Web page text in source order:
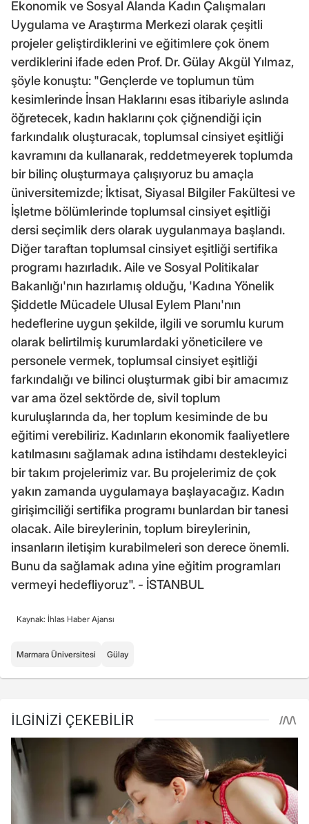
Ekonomik ve Sosyal Alanda Kadın Çalışmaları
Uygulama ve Araştırma Merkezi olarak çeşitli
projeler geliştirdiklerini ve eğitimlere çok önem
verdiklerini ifade eden Prof. Dr. Gülay Akgül Yılmaz,
şöyle konuştu: "Gençlerde ve toplumun tüm
kesimlerinde İnsan Haklarını esas itibariyle aslında
öğretecek, kadın haklarını çok çiğnendiği için
farkındalık oluşturacak, toplumsal cinsiyet eşitliği
kavramını da kullanarak, reddetmeyerek toplumda
bir bilinç oluşturmaya çalışıyoruz bu amaçla
üniversitemizde; İktisat, Siyasal Bilgiler Fakültesi ve
İşletme bölümlerinde toplumsal cinsiyet eşitliği
dersi seçimlik ders olarak uygulanmaya başlandı.
Diğer taraftan toplumsal cinsiyet eşitliği sertifika
programı hazırladık. Aile ve Sosyal Politikalar
Bakanlığı'nın hazırlamış olduğu, 'Kadına Yönelik
Şiddetle Mücadele Ulusal Eylem Planı'nın
hedeflerine uygun şekilde, ilgili ve sorumlu kurum
olarak belirtilmiş kurumlardaki yöneticilere ve
personele vermek, toplumsal cinsiyet eşitliği
farkındalığı ve bilinci oluşturmak gibi bir amacımız
var ama özel sektörde de, sivil toplum
kuruluşlarında da, her toplum kesiminde de bu
eğitimi verebiliriz. Kadınların ekonomik faaliyetlere
katılmasını sağlamak adına istihdamı destekleyici
bir takım projelerimiz var. Bu projelerimiz de çok
yakın zamanda uygulamaya başlayacağız. Kadın
girişimciliği sertifika programı bunlardan bir tanesi
olacak. Aile bireylerinin, toplum bireylerinin,
insanların iletişim kurabilmeleri son derece önemli.
Bunu da sağlamak adına yine eğitim programları
vermeyi hedefliyoruz". - İSTANBUL
Kaynak: İhlas Haber Ajansı
Marmara Üniversitesi Gülay